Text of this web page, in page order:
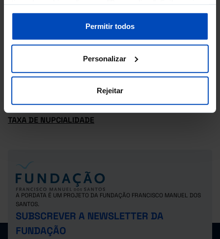
sobre cookies através da gestão de preferências ou da
Política de Cookies.
Permitir todos
Personalizar
Rejeitar
CASAMENTOS POR NACIONALIDADE DOS CÔNJUGES
DIVÓRCIOS
DIVÓRCIOS DE CASAMENTOS CATÓLICOS E NÃO
CATÓLICOS
TAXA DE NUPCIALIDADE
A PORDATA É UM PROJETO DA FUNDAÇÃO FRANCISCO MANUEL DOS
SANTOS.
SUBSCREVER A NEWSLETTER DA
FUNDAÇÃO